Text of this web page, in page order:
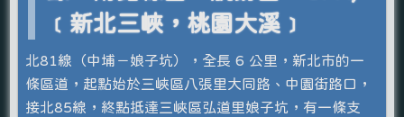
﹝新北三峽，桃園大溪﹞
北81線（中埔－娘子坑），全長 6 公里，新北市的一
條區道，起點始於三峽區八張里大同路、中園街路口，
接北85線，終點抵達三峽區弘道里娘子坑，有一條支